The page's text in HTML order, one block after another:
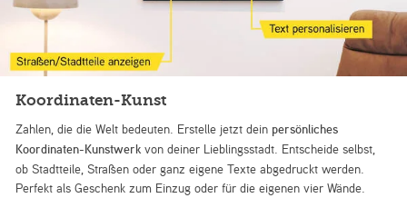
Koordinaten-Kunst
Zahlen, die die Welt bedeuten. Erstelle jetzt dein persönliches
Koordinaten-Kunstwerk von deiner Lieblingsstadt. Entscheide selbst,
ob Stadtteile, Straßen oder ganz eigene Texte abgedruckt werden.
Perfekt als Geschenk zum Einzug oder für die eigenen vier Wände.